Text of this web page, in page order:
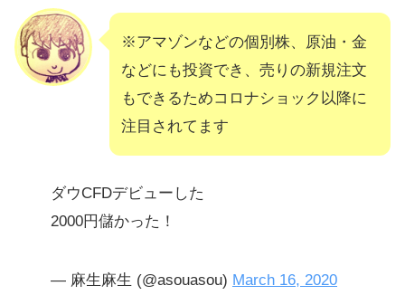
※アマゾンなどの個別株、原油・金
などにも投資でき、売りの新規注文
もできるためコロナショック以降に
注目されてます
ダウCFDデビューした
2000円儲かった！
— 麻生麻生 (@asouasou) March 16, 2020